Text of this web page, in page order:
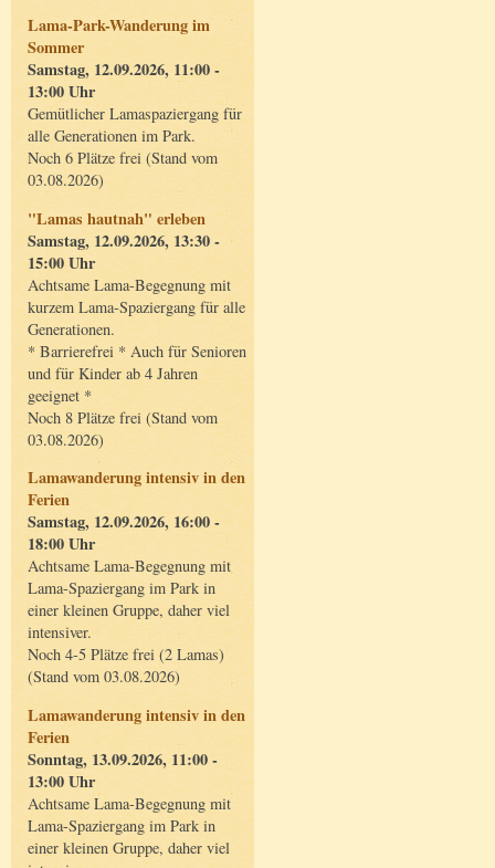
Lama-Park-Wanderung im
Sommer
Samstag, 12.09.2026, 11:00 -
13:00 Uhr
Gemütlicher Lamaspaziergang für
alle Generationen im Park.
Noch 6 Plätze frei (Stand vom
03.08.2026)
"Lamas hautnah" erleben
Samstag, 12.09.2026, 13:30 -
15:00 Uhr
Achtsame Lama-Begegnung mit
kurzem Lama-Spaziergang für alle
Generationen.
* Barrierefrei * Auch für Senioren
und für Kinder ab 4 Jahren
geeignet *
Noch 8 Plätze frei (Stand vom
03.08.2026)
Lamawanderung intensiv in den
Ferien
Samstag, 12.09.2026, 16:00 -
18:00 Uhr
Achtsame Lama-Begegnung mit
Lama-Spaziergang im Park in
einer kleinen Gruppe, daher viel
intensiver.
Noch 4-5 Plätze frei (2 Lamas)
(Stand vom 03.08.2026)
Lamawanderung intensiv in den
Ferien
Sonntag, 13.09.2026, 11:00 -
13:00 Uhr
Achtsame Lama-Begegnung mit
Lama-Spaziergang im Park in
einer kleinen Gruppe, daher viel